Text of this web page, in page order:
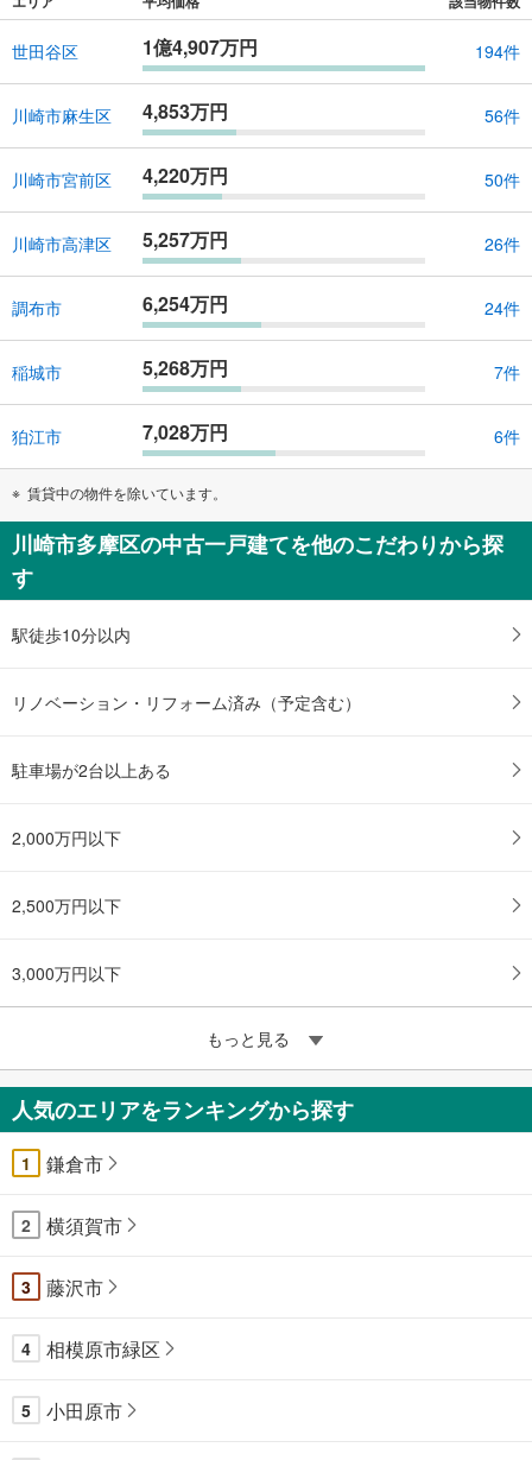
世田谷区 1億4,907万円 194件
川崎市麻生区 4,853万円 56件
川崎市宮前区 4,220万円 50件
川崎市高津区 5,257万円 26件
調布市 6,254万円 24件
稲城市 5,268万円 7件
狛江市 7,028万円 6件
賃貸中の物件を除いています。
川崎市多摩区の中古一戸建てを他のこだわりから探
す
駅徒歩10分以内
リノベーション・リフォーム済み（予定含む）
駐車場が2台以上ある
2,000万円以下
2,500万円以下
3,000万円以下
もっと見る
人気のエリアをランキングから探す
1 鎌倉市
2 横須賀市
3 藤沢市
4 相模原市緑区
5 小田原市